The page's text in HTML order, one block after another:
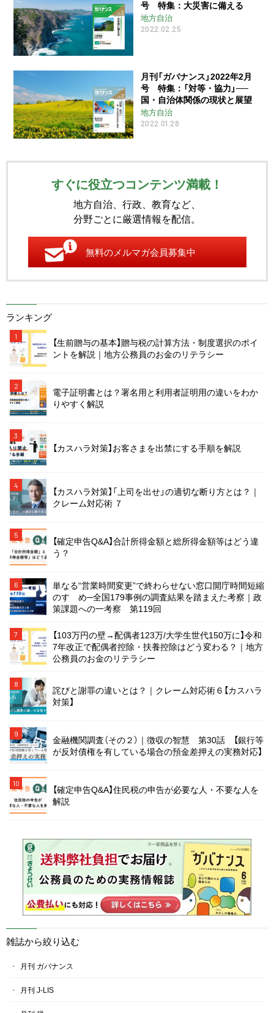
号 特集：大災害に備える
地方自治
2022.02.25
月刊「ガバナンス」2022年2月
号 特集：「対等・協力」──
国・自治体関係の現状と展望
地方自治
2022.01.28
すぐに役立つコンテンツ満載！
地方自治、行政、教育など、
分野ごとに厳選情報を配信。
無料のメルマガ会員募集中
ランキング
1
【生前贈与の基本】贈与税の計算方法・制度選択のポイ
ントを解説｜地方公務員のお金のリテラシー
2
電子証明書とは？署名用と利用者証明用の違いをわか
りやすく解説
3
【カスハラ対策】お客さまを出禁にする手順を解説
4
【カスハラ対策】「上司を出せ」の適切な断り方とは？｜
クレーム対応術 ７
5
【確定申告Q&A】合計所得金額と総所得金額等はどう違
う？
6
単なる“営業時間変更”で終わらせない窓口開庁時間短縮
のすゝめ─全国179事例の調査結果を踏まえた考察｜政
策課題への一考察 第119回
7
【103万円の壁→配偶者123万/大学生世代150万に】令和
7年改正で配偶者控除・扶養控除はどう変わる？｜地方
公務員のお金のリテラシー
8
詫びと謝罪の違いとは？｜クレーム対応術６【カスハラ
対策】
9
金融機関調査（その２）｜徴収の智慧 第30話 【銀行等
が反対債権を有している場合の預金差押えの実務対応】
10
【確定申告Q&A】住民税の申告が必要な人・不要な人を
解説
雑誌から絞り込む
月刊 ガバナンス
月刊 J-LIS